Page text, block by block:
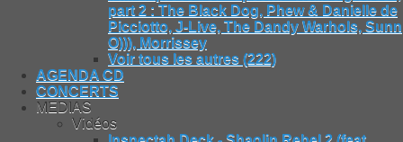
part 2 : The Black Dog, Phew & Danielle de
Picciotto, J-Live, The Dandy Warhols, Sunn
O))), Morrissey
Voir tous les autres (222)
AGENDA CD
CONCERTS
MEDIAS
Vidéos